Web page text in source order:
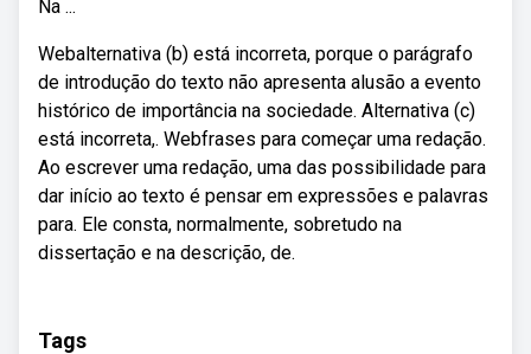
Na ...
Webalternativa (b) está incorreta, porque o parágrafo
de introdução do texto não apresenta alusão a evento
histórico de importância na sociedade. Alternativa (c)
está incorreta,. Webfrases para começar uma redação.
Ao escrever uma redação, uma das possibilidade para
dar início ao texto é pensar em expressões e palavras
para. Ele consta, normalmente, sobretudo na
dissertação e na descrição, de.
Tags